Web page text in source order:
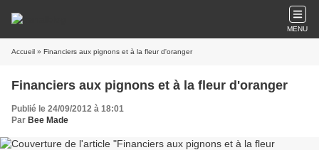
MENU
Accueil » Financiers aux pignons et à la fleur d'oranger
Financiers aux pignons et à la fleur d'oranger
Publié le 24/09/2012 à 18:01
Par Bee Made